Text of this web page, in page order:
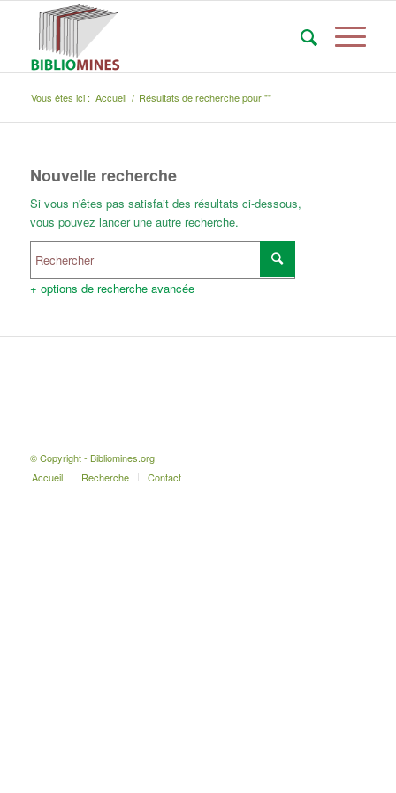
Vous êtes ici : Accueil / Résultats de recherche pour ""
Nouvelle recherche
Si vous n'êtes pas satisfait des résultats ci-dessous,
vous pouvez lancer une autre recherche.
+ options de recherche avancée
© Copyright - Bibliomines.org
Accueil
Recherche Contact